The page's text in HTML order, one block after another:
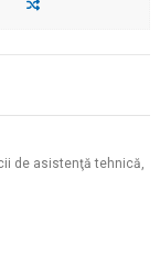
de asistenţă tehnică,